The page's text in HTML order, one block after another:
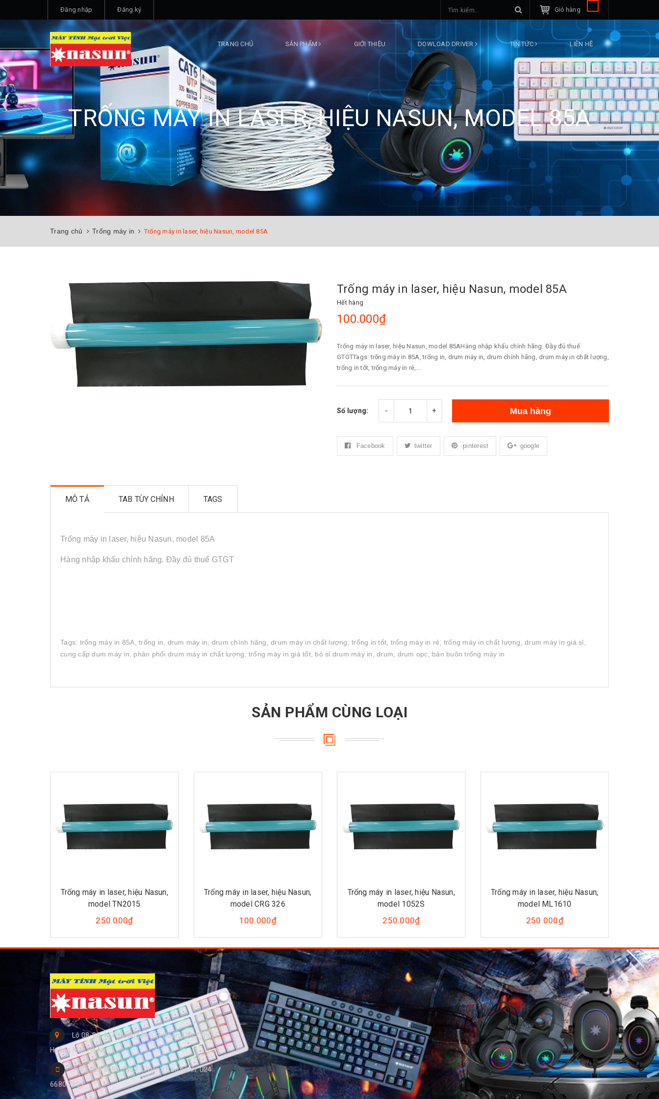
Đăng nhập Đăng ký Giỏ hàng
TRANG CHỦ SẢN PHẨM GIỚI THIỆU DOWLOAD DRIVER TIN TỨC LIÊN HỆ
TRỐNG MÁY IN LASER, HIỆU NASUN, MODEL 85A
Trang chủ Trống máy in Trống máy in laser, hiệu Nasun, model 85A
Trống máy in laser, hiệu Nasun, model 85A
Hết hàng
100.000₫
Trống máy in laser, hiệu Nasun, model 85AHàng nhập khẩu chính hãng. Đầy đủ thuế
GTGTTags: trống máy in 85A, trống in, drum máy in, drum chính hãng, drum máy in chất lượng,
trống in tốt, trống máy in rẻ,...
Số lượng: - + Mua hàng
Facebook twitter pinterest google
MÔ TẢ TAB TÙY CHỈNH TAGS
Trống máy in laser, hiệu Nasun, model 85A
Hàng nhập khẩu chính hãng. Đầy đủ thuế GTGT
Tags: trống máy in 85A, trống in, drum máy in, drum chính hãng, drum máy in chất lượng, trống in tốt, trống máy in rẻ, trống máy in chất lượng, drum máy in giá sỉ,
cung cấp dum máy in, phân phối drum máy in chất lượng, trống máy in giá tốt, bỏ sỉ drum máy in, drum, drum opc, bán buôn trống máy in
SẢN PHẨM CÙNG LOẠI
Trống máy in laser, hiệu Nasun,
model TN2015
250.000₫
Trống máy in laser, hiệu Nasun,
model CRG 326
100.000₫
Trống máy in laser, hiệu Nasun,
model 1052S
250.000₫
Trống máy in laser, hiệu Nasun,
model ML1610
250.000₫
Lô 08-3A, KCN Hoàng Mai, P. Hoàng Văn Thụ, Q.
Hoàng Mai, Hà Nội
PKD: 024 6680 7802 - Phòng Bảo hành: 024
6680 7803